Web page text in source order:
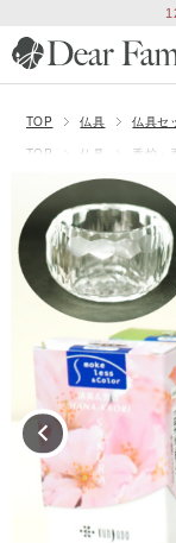
3980円以上で
TOP 仏具
仏具セ
TOP
仏具
香炉・
仏壇・仏具セット
TOP
線香 超ミニ